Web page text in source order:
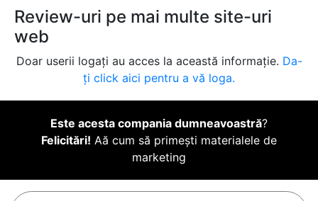
Review-uri pe mai multe site-uri
web
Doar userii logați au acces la această informație. Da-
ți click aici pentru a vă loga.
Este acesta compania dumneavoastră?
Felicitări! Aă cum să primești materialele de
marketing